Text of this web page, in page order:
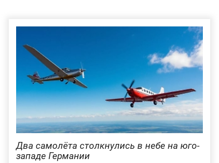
Два самолёта столкнулись в небе на юго-
западе Германии